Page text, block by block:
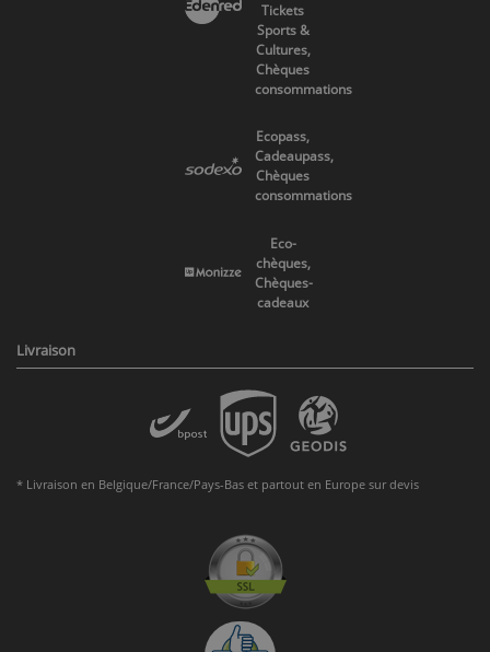
Tickets
Sports &
Cultures,
Chèques
consommations
Ecopass,
Cadeaupass,
Chèques
consommations
Eco-
chèques,
Chèques-
cadeaux
Livraison
* Livraison en Belgique/France/Pays-Bas et partout en Europe sur devis